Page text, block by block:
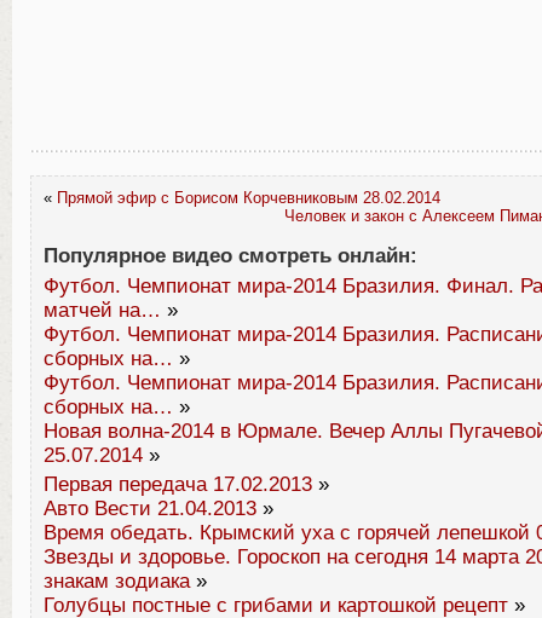
« Прямой эфир с Борисом Корчевниковым 28.02.2014
Человек и закон с Алексеем
Популярное видео смотреть онлайн:
Футбол. Чемпионат мира-2014 Бразилия. Финал.
матчей на… »
Футбол. Чемпионат мира-2014 Бразилия.
сборных на… »
Футбол. Чемпионат мира-2014 Бразилия.
сборных на… »
Новая волна-2014 в Юрмале. Вечер Аллы
25.07.2014 »
Первая передача 17.02.2013 »
Авто Вести 21.04.2013 »
Время обедать. Крымский уха с горячей лепешкой
Звезды и здоровье. Гороскоп на сегодня 14 марта
знакам зодиака»
Голубцы постные с грибами и картошкой рецепт »